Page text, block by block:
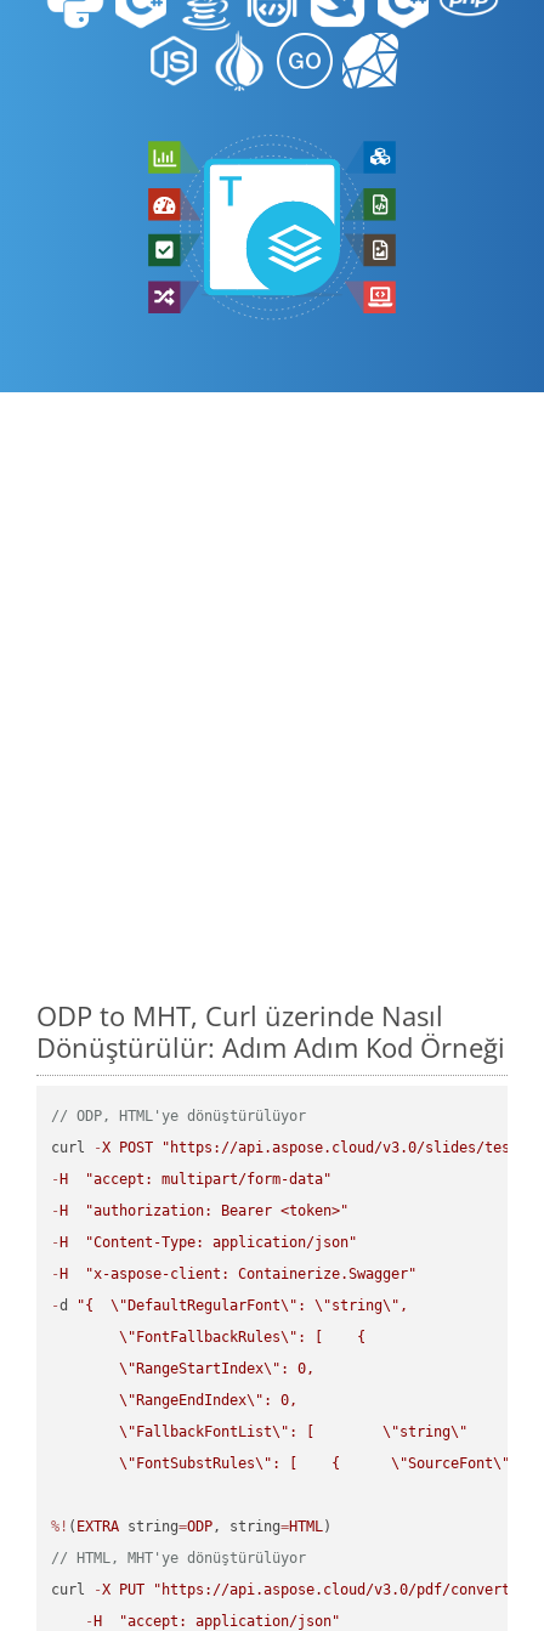
ODP to MHT, Curl üzerinde Nasıl
Dönüştürülür: Adım Adım Kod Örneği
// ODP, HTML'ye dönüştürülüyor
curl
-X POST
"https://api.aspose.cloud/v3.0/slides/test-
- H
"accept: multipart/form-data"
- H
"authorization: Bearer <token>"
- H
"Content-Type: application/json"
- H
"x-aspose-client: Containerize.Swagger"
-d "{ \" DefaultRegularFont\" : \"string\" ,
\" FontFallbackRules\" : [    {
\" RangeStartIndex\" : 0,
\" RangeEndIndex\" : 0,
\" FallbackFontList\" : [ \"string\"
\" FontSubstRules\" : [    { \"SourceFont\"
%! ( EXTRA string=ODP, string=HTML
// HTML, MHT'ye dönüştürülüyor
curl
-X PUT
"https://api.aspose.cloud/v3.0/pdf/convert/
- H
"accept: application/json"